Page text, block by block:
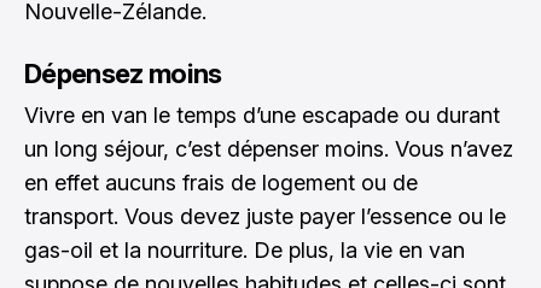
Nouvelle-Zélande.
Dépensez moins
Vivre en van le temps d’une escapade ou durant
un long séjour, c’est dépenser moins. Vous n’avez
en effet aucuns frais de logement ou de
transport. Vous devez juste payer l’essence ou le
gas-oil et la nourriture. De plus, la vie en van